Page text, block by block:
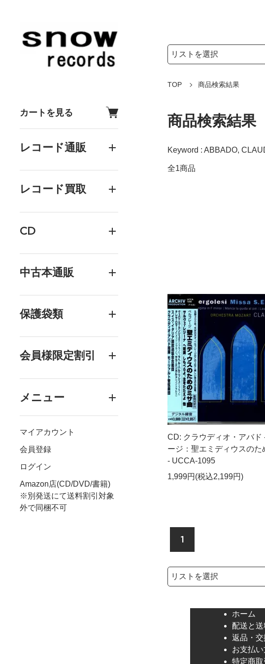
カートを見る
レコード通販
レコード買取
CD
中古本通販
保護袋類
会員様限定割引
メニュー
マイアカウント
会員登録
ログイン
Amazon店(CD/DVD/書籍)
※別発送にて送料割引対象
外で同梱不可
検索リストの選択
TOP 商品検索結果
商品検索結果
Keyword : ABBADO,
全1商品
CD: クラウディオ・アバド
ージ：聖エミディウスのた
- UCCA-1095
1,999円(税込2,199円)
1
検索リストの選択
ホーム
配送と
返品・
お支払
特定商